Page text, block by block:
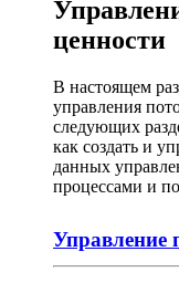
ценности
В настоящем
управления
следующих
как создать и
данных
процессами и
Управление